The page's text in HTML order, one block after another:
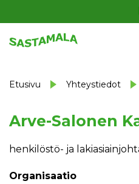
Etusivu Yhteystiedot
Arve-Salonen
henkilöstö- ja
Organisaatio